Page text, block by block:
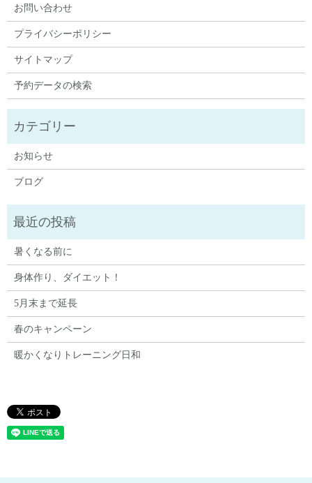
お問い合わせ
プライバシーポリシー
サイトマップ
予約データの検索
お知らせ
ブログ
暑くなる前に
身体作り、ダイエット！
5月末まで延長
春のキャンペーン
暖かくなりトレーニング日和